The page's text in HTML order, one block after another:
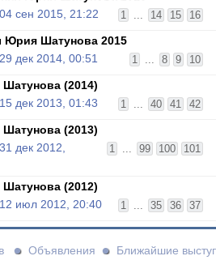
1 ... 14 15 16
сен 2015, 21:22
Юрия Шатунова 2015
1 ... 8 9 10
дек 2014, 00:51
(2014)
1 ... 40 41 42
дек 2013, 01:43
(2013)
1 ... 99 100 101
дек 2012,
(2012)
1 ... 35 36 37
июл 2012, 20:40
Объявления Ближайшие